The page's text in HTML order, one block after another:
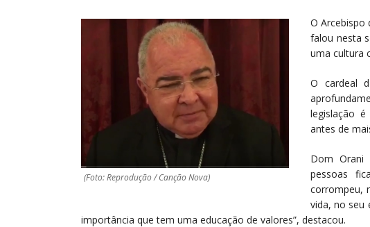
(Foto: Reprodução / Canção Nova)
O Arcebispo
falou nesta
uma cultura
O cardeal
legislação
antes de
Dom Orani
pessoas
corrompeu,
vida, no seu
importância que tem uma educação de valores”, destacou.